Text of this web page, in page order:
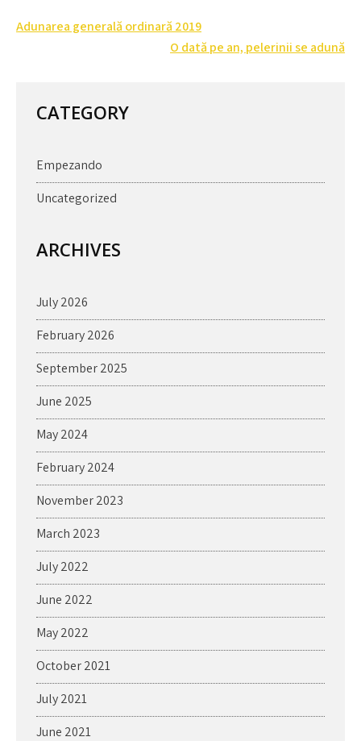
Post
Adunarea generală ordinară 2019
O dată pe an, pelerinii se adună
CATEGORY
Empezando
Uncategorized
ARCHIVES
July 2026
February 2026
September 2025
June 2025
May 2024
February 2024
November 2023
March 2023
July 2022
June 2022
May 2022
October 2021
July 2021
June 2021